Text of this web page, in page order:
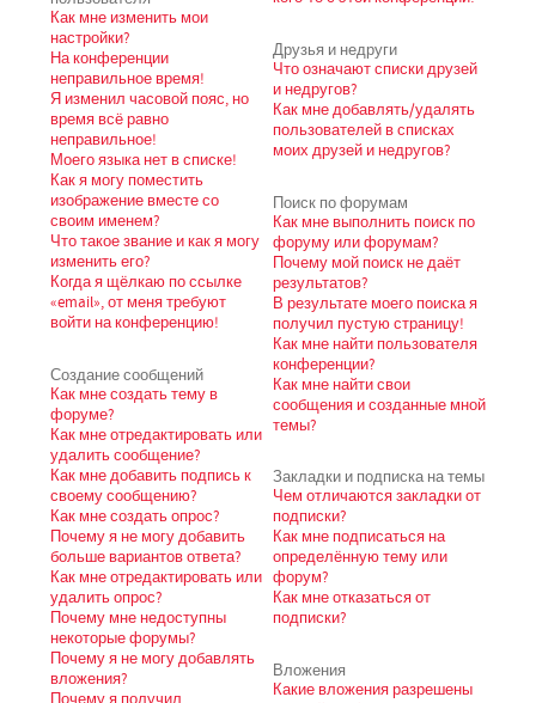
Как мне изменить мои
настройки?
На конференции
неправильное время!
Я изменил часовой пояс, но
время всё равно
неправильное!
Моего языка нет в списке!
Как я могу поместить
изображение вместе со
своим именем?
Что такое звание и как я могу
изменить его?
Когда я щёлкаю по ссылке
«email», от меня требуют
войти на конференцию!
Создание сообщений
Как мне создать тему в
форуме?
Как мне отредактировать или
удалить сообщение?
Как мне добавить подпись к
своему сообщению?
Как мне создать опрос?
Почему я не могу добавить
больше вариантов ответа?
Как мне отредактировать или
удалить опрос?
Почему мне недоступны
некоторые форумы?
Почему я не могу добавлять
вложения?
Друзья и недруги
Что означают списки друзей
и недругов?
Как мне добавлять/удалять
пользователей в списках
моих друзей и недругов?
Поиск по форумам
Как мне выполнить поиск по
форуму или форумам?
Почему мой поиск не даёт
результатов?
В результате моего поиска я
получил пустую страницу!
Как мне найти пользователя
конференции?
Как мне найти свои
сообщения и созданные мной
темы?
Закладки и подписка на темы
Чем отличаются закладки от
подписки?
Как мне подписаться на
определённую тему или
форум?
Как мне отказаться от
подписки?
Вложения
Какие вложения разрешены